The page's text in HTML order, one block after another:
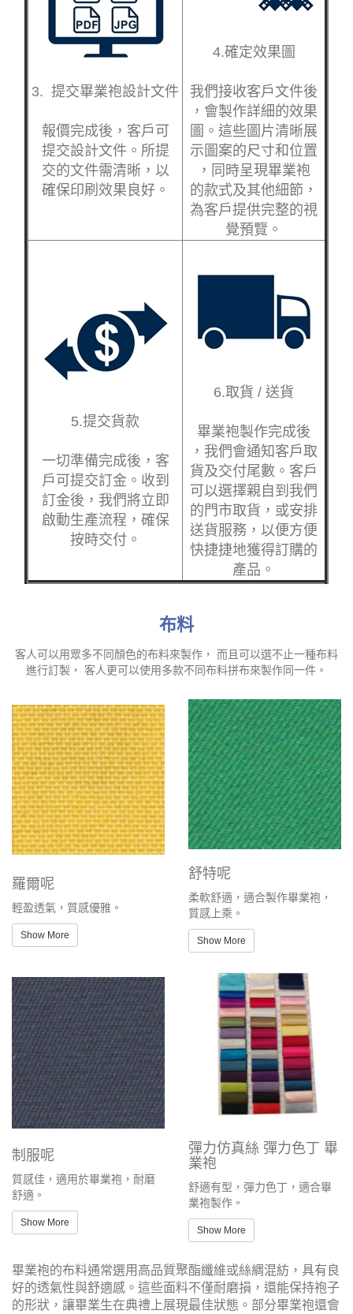
3. 提交畢業袍設計文件
報價完成後，客戶可
提交設計文件。所提
交的文件需清晰，以
確保印刷效果良好。
4.確定效果圖
我們接收客戶文件後
，會製作詳細的效果
圖。這些圖片清晰展
示圖案的尺寸和位置
，同時呈現畢業袍
的款式及其他細節，
為客戶提供完整的視
覺預覽。
5.提交貨款
一切準備完成後，客
戶可提交訂金。收到
訂金後，我們將立即
啟動生產流程，確保
按時交付。
6.取貨 / 送貨
畢業袍製作完成後
，我們會通知客戶取
貨及交付尾數。客戶
可以選擇親自到我們
的門市取貨，或安排
送貨服務，以便方便
快捷捷地獲得訂購的
產品。
布料
客人可以用眾多不同顏色的布料來製作， 而且可以選不止一種布料
進行訂製， 客人更可以使用多款不同布料拼布來製作同一件。
羅爾呢
輕盈透氣，質感優雅。
Show More
舒特呢
柔軟舒適，適合製作畢業袍，
質感上乘。
Show More
制服呢
質感佳，適用於畢業袍，耐磨
舒適。
Show More
彈力仿真絲 彈力色丁 畢
業袍
舒適有型，彈力色丁，適合畢
業袍製作。
Show More
畢業袍的布料通常選用高品質聚酯纖維或絲綢混紡，具有良
好的透氣性與舒適感。這些面料不僅耐磨損，還能保持袍子
的形狀，讓畢業生在典禮上展現最佳狀態。部分畢業袍還會